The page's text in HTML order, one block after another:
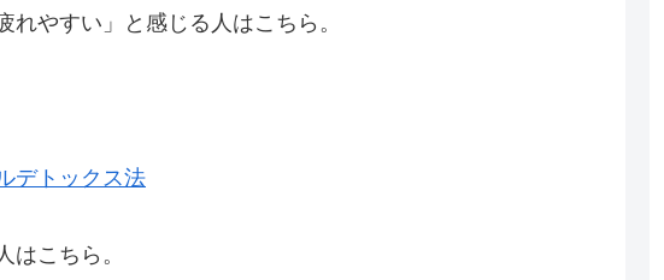
れやすい」と感じる人はこちら。
デトックス法
はこちら。